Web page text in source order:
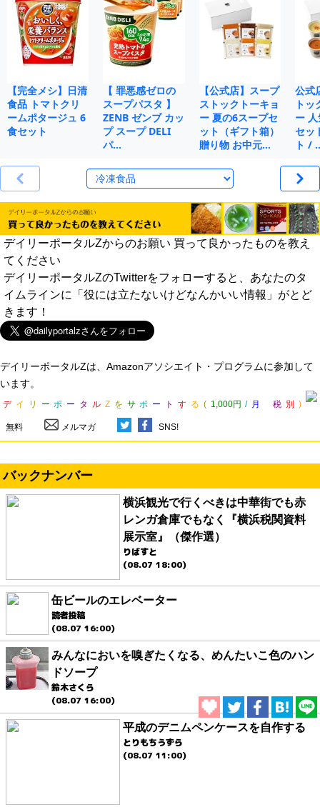
【完全メシ】日清
食品 トマトクリ
ームポタージュ 6
食セット
【 罪悪感ゼロの
スープパスタ 】
ZENB ゼンブ カッ
プ スープ DELI
パ…
【公式店】スープ
ストックトーキョ
ー 夏の6スープセ
ット（ギフト箱）
贈り物 お中元…
公式
ト
ー
セッ
ト /
デイリーポータルZからのお願い 買って良かったものを教え
てください
デイリーポータルZのTwitterをフォローすると、あなたのタ
イムラインに「役には立たないけどなんかいい情報」がとど
きます！
デイリーポータルZは、Amazonアソシエイト・プログラムに参加して
います。
デ イ リ ー ポ ー タ ル Z を サ ポ ー ト す る ( 1,000円 / 月 税 別 )
無料 メルマガ SNS!
バックナンバー
横浜観光で行くべきは中華街でも赤
レンガ倉庫でもなく『横浜税関資料
展示室』（傑作選）
りばすと
(08.07 18:00)
缶ビールのエレベーター
読者投稿
(08.07 16:00)
みんなにおいを嗅ぎたくなる、めんたいこ色のハン
ドソープ
鈴木さくら
(08.07 16:00)
平成のデニムペンケースを自作する
とりもちうずら
(08.07 11:00)